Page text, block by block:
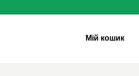
Мій кошик